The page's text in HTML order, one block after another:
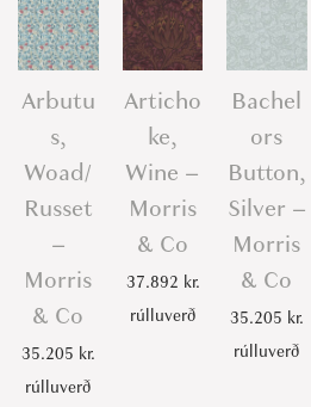
s
s
T
a
p
e
-
M
Arbutu
s,
Woad/
Russet
–
Morris
& Co
35.205 kr.
rúlluverð
Articho
ke,
Wine –
Morris
& Co
37.892 kr.
rúlluverð
Bachel
ors
Button,
Silver –
Morris
& Co
35.205 kr.
rúlluverð